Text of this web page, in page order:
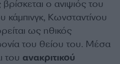
ο ανιψιός του
κάμπινγκ, Κωνσταντίνου
ως ηθικός
του θείου του. Μέσα
του ανακριτικού